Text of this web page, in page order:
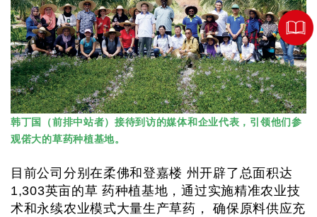
韩丁国（前排中站者）接待到访的媒体和企业代表，引领他们参
观偌大的草药种植基地。
目前公司分别在柔佛和登嘉楼 州开辟了总面积达
1,303英亩的草 药种植基地，通过实施精准农业技
术和永续农业模式大量生产草药， 确保原料供应充